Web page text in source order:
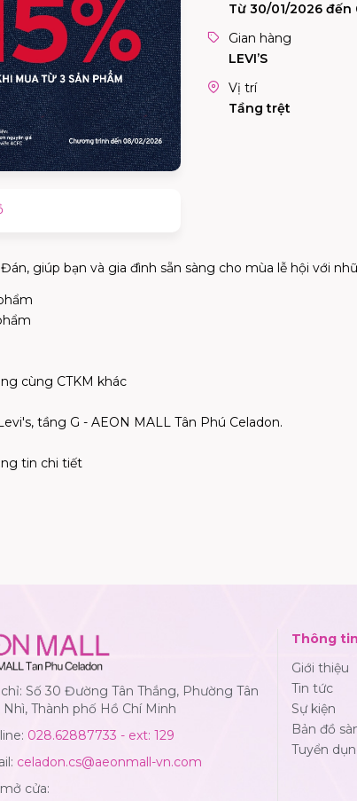
Từ 30/01/2026
Gian hàng
LEVI’S
Vị trí
Tầng trệt
giúp bạn và gia đình sẵn sàng cho mùa lễ hội với
cùng CTKM khác
tầng G - AEON MALL Tân Phú Celadon.
tin chi tiết
Số 30 Đường Tân Thắng, Phường Tân
Nhì, Thành phố Hồ Chí Minh
028.62887733 - ext: 129
celadon.cs@aeonmall-vn.com
cửa:
Thông tin
Giới thiệu
Tin tức
Sự kiện
Bản đồ
Tuyển